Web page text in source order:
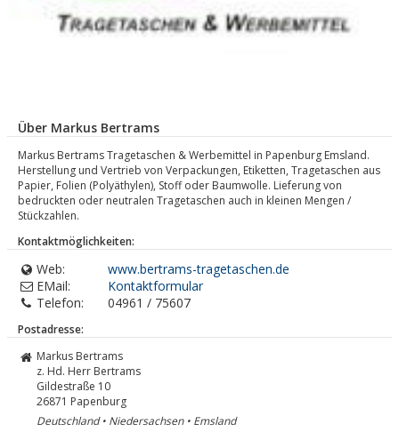
Über Markus Bertrams
Markus Bertrams Tragetaschen & Werbemittel in Papenburg Emsland.
Herstellung und Vertrieb von Verpackungen, Etiketten, Tragetaschen aus
Papier, Folien (Polyäthylen), Stoff oder Baumwolle. Lieferung von
bedruckten oder neutralen Tragetaschen auch in kleinen Mengen /
Stückzahlen.
Kontaktmöglichkeiten:
Web:
www.bertrams-tragetaschen.de
EMail:
Kontaktformular
Telefon:
04961 / 75607
Postadresse:
Markus Bertrams
z. Hd. Herr Bertrams
Gildestraße 10
26871 Papenburg
Deutschland • Niedersachsen • Emsland